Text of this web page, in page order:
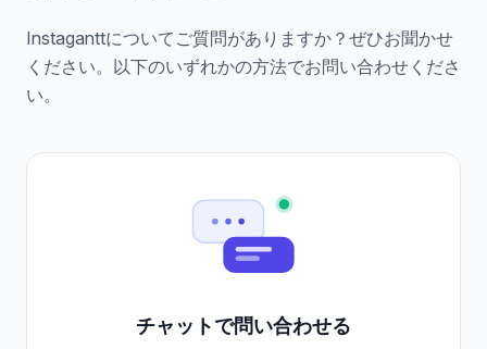
Instaganttについてご質問がありますか？ぜひお聞かせ
ください。以下のいずれかの方法でお問い合わせくださ
い。
チャットで問い合わせる